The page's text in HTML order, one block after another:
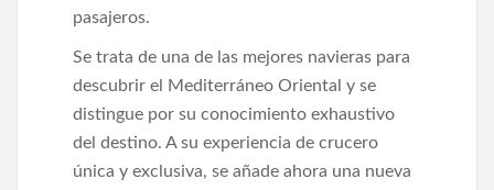
pasajeros.
Se trata de una de las mejores navieras para
descubrir el Mediterráneo Oriental y se
distingue por su conocimiento exhaustivo
del destino. A su experiencia de crucero
única y exclusiva, se añade ahora una nueva